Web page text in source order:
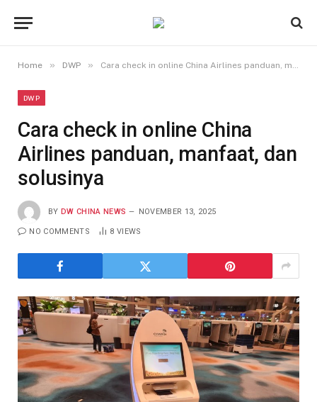
Home » DWP » Cara check in online China Airlines panduan, manfaat, dan solusinya
DWP
Cara check in online China
Airlines panduan, manfaat, dan
solusinya
BY DW CHINA NEWS NOVEMBER 13, 2025
NO COMMENTS 8 VIEWS